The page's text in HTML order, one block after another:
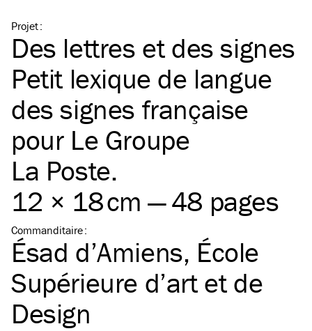
Projet:
Des lettres et des signes
Petit lexique de langue
des signes française
pour Le Groupe
La Poste.
12 × 18 cm — 48 pages
Commanditaire:
Ésad d’Amiens, École
Supérieure d’art et de
Design